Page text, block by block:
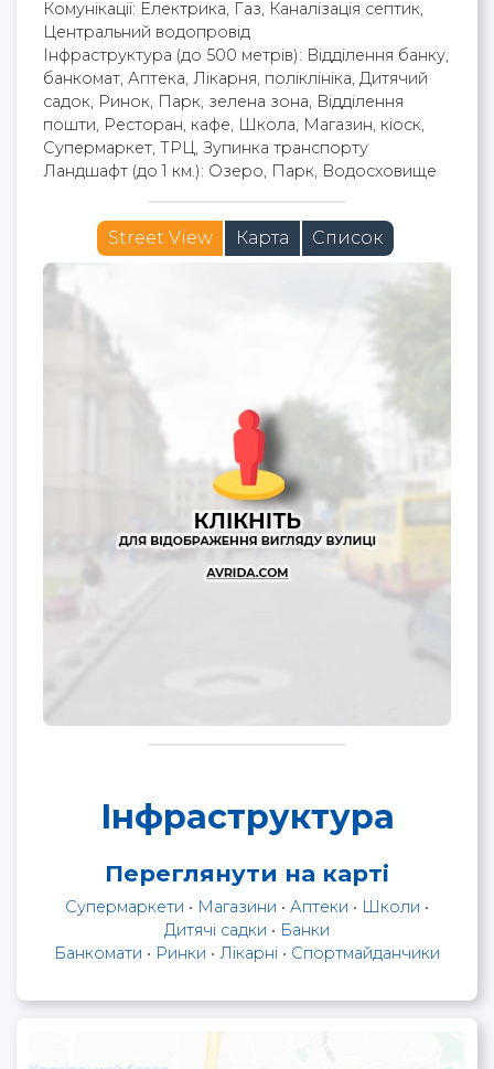
Комунікації: Електрика, Газ, Каналізація септик,
Центральний водопровід
Інфраструктура (до 500 метрів): Відділення банку,
банкомат, Аптека, Лікарня, поліклініка, Дитячий
садок, Ринок, Парк, зелена зона, Відділення
пошти, Ресторан, кафе, Школа, Магазин, кіоск,
Супермаркет, ТРЦ, Зупинка транспорту
Ландшафт (до 1 км.): Озеро, Парк, Водосховище
Street View Карта Список
Інфраструктура
Переглянути на карті
Супермаркети • Магазини • Аптеки • Школи •
Дитячі садки • Банки
Банкомати • Ринки • Лікарні • Спортмайданчики